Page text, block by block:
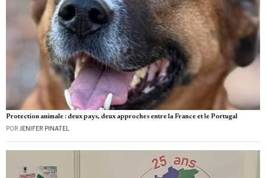
Protection animale : deux pays, deux approches entre la France et le Portugal
POR JENIFER PINATEL